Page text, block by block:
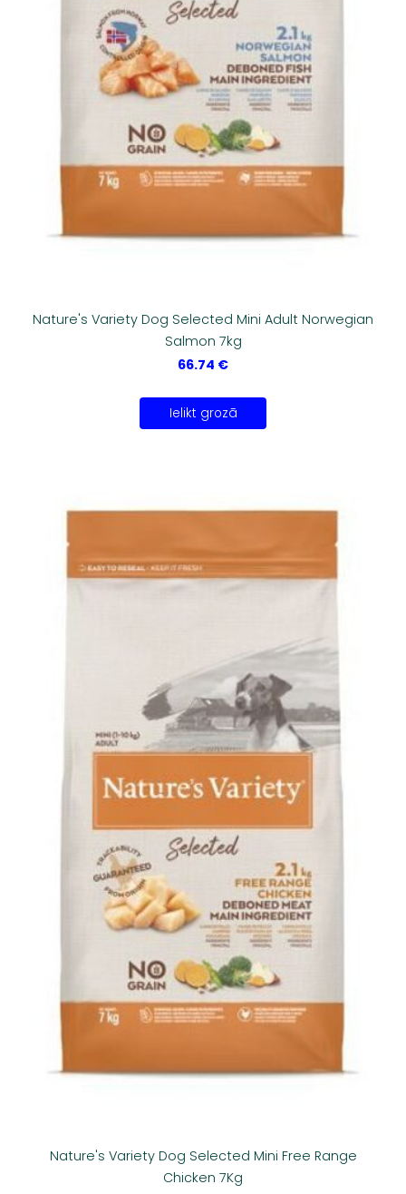
Nature's Variety Dog Selected Mini Adult Norwegian
Salmon 7kg
66.74 €
Ielikt grozā
Nature's Variety Dog Selected Mini Free Range
Chicken 7Kg